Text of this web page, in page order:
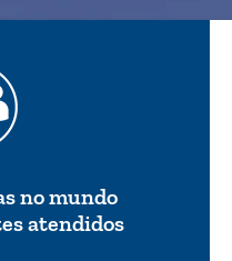
no mundo
atendidos